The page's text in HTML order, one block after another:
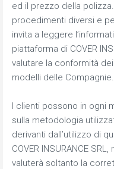
ed il prezzo della
procedimenti diversi e
invita a leggere
piattaforma di COVER
valutare la conformità
modelli delle Compagnie.
I clienti possono in ogni
sulla metodologia
derivanti dall’utilizzo di
COVER INSURANCE
valuterà soltanto la